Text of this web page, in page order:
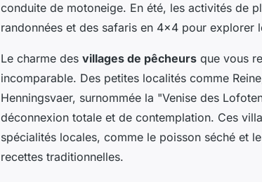
conduite de motoneige. En été, les activités de
randonnées et des safaris en 4x4 pour explorer
Le charme des villages de pêcheurs que vous
incomparable. Des petites localités comme
Henningsvaer, surnommée la "Venise des
déconnexion totale et de contemplation. Ces
spécialités locales, comme le poisson séché et
recettes traditionnelles.